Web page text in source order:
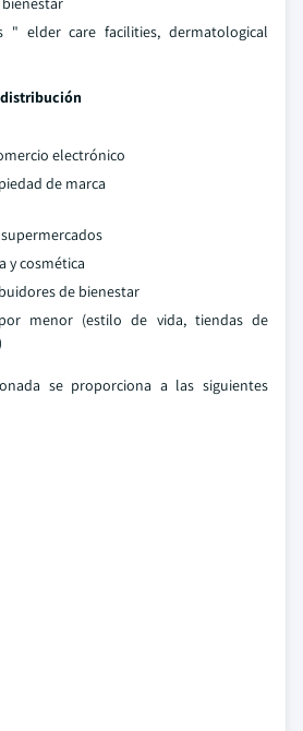
" elder care facilities, dermatological
electrónico
de marca
y cosmética
de bienestar
menor (estilo de vida, tiendas de
se proporciona a las siguientes